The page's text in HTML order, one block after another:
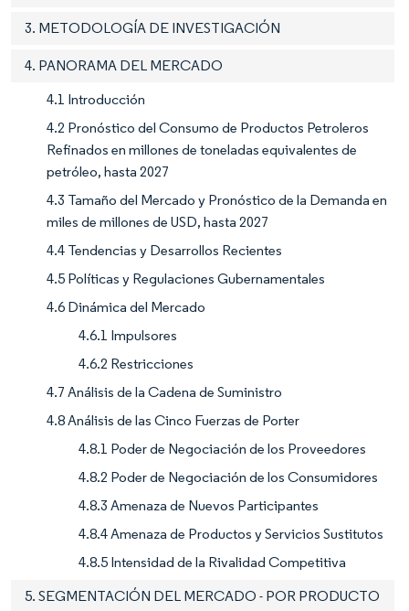
3. METODOLOGÍA DE INVESTIGACIÓN
4. PANORAMA DEL MERCADO
4.1 Introducción
4.2 Pronóstico del Consumo de Productos Petroleros
Refinados en millones de toneladas equivalentes de
petróleo, hasta 2027
4.3 Tamaño del Mercado y Pronóstico de la Demanda en
miles de millones de USD, hasta 2027
4.4 Tendencias y Desarrollos Recientes
4.5 Políticas y Regulaciones Gubernamentales
4.6 Dinámica del Mercado
4.6.1 Impulsores
4.6.2 Restricciones
4.7 Análisis de la Cadena de Suministro
4.8 Análisis de las Cinco Fuerzas de Porter
4.8.1 Poder de Negociación de los Proveedores
4.8.2 Poder de Negociación de los Consumidores
4.8.3 Amenaza de Nuevos Participantes
4.8.4 Amenaza de Productos y Servicios Sustitutos
4.8.5 Intensidad de la Rivalidad Competitiva
5. SEGMENTACIÓN DEL MERCADO - POR PRODUCTO